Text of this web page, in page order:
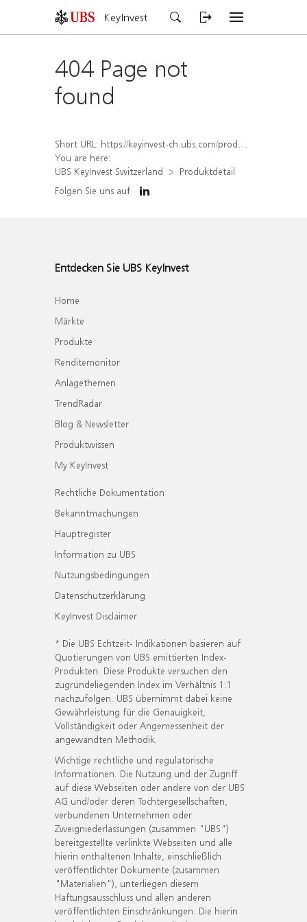
KeyInvest
404 Page not
found
Short URL: https://keyinvest-ch.ubs.com/produkt/detail/index/isin/CH1564670490
You are here:
UBS KeyInvest Switzerland
Produktdetail
Folgen Sie uns auf
Entdecken Sie UBS KeyInvest
Home
Märkte
Produkte
Renditemonitor
Anlagethemen
TrendRadar
Blog & Newsletter
Produktwissen
My KeyInvest
Rechtliche Dokumentation
Bekanntmachungen
Hauptregister
Information zu UBS
Nutzungsbedingungen
Datenschutzerklärung
KeyInvest Disclaimer
* Die UBS Echtzeit- Indikationen basieren auf
Quotierungen von UBS emittierten Index-
Produkten. Diese Produkte versuchen den
zugrundeliegenden Index im Verhältnis 1:1
nachzufolgen. UBS übernimmt dabei keine
Gewährleistung für die Genauigkeit,
Vollständigkeit oder Angemessenheit der
angewandten Methodik.
Wichtige rechtliche und regulatorische
Informationen. Die Nutzung und der Zugriff
auf diese Webseiten oder andere von der UBS
AG und/oder deren Tochtergesellschaften,
verbundenen Unternehmen oder
Zweigniederlassungen (zusammen "UBS")
bereitgestellte verlinkte Webseiten und alle
hierin enthaltenen Inhalte, einschließlich
veröffentlichter Dokumente (zusammen
"Materialien"), unterliegen diesem
Haftungsausschluss und allen anderen
veröffentlichten Einschränkungen. Die hierin